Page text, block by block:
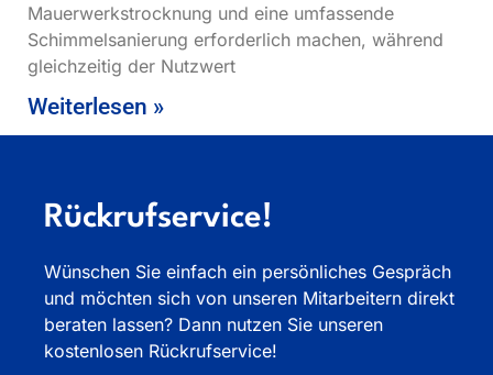
Mauerwerkstrocknung und eine umfassende
Schimmelsanierung erforderlich machen, während
gleichzeitig der Nutzwert
Weiterlesen »
Rückrufservice!
Wünschen Sie einfach ein persönliches Gespräch
und möchten sich von unseren Mitarbeitern direkt
beraten lassen? Dann nutzen Sie unseren
kostenlosen Rückrufservice!